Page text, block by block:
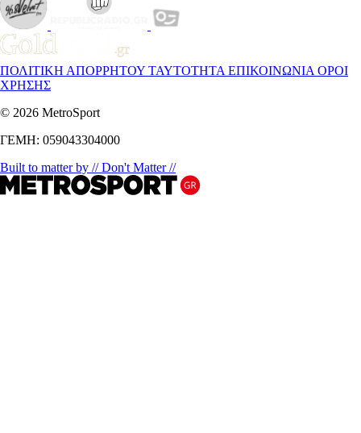
ΠΟΛΙΤΙΚΗ ΑΠΟΡΡΗΤΟΥ ΤΑΥΤΟΤΗΤΑ ΕΠΙΚΟΙΝΩΝΙΑ ΟΡΟΙ
ΧΡΗΣΗΣ
© 2026 MetroSport
ΓΕΜΗ: 059043304000
Built to matter by // Don't Matter //